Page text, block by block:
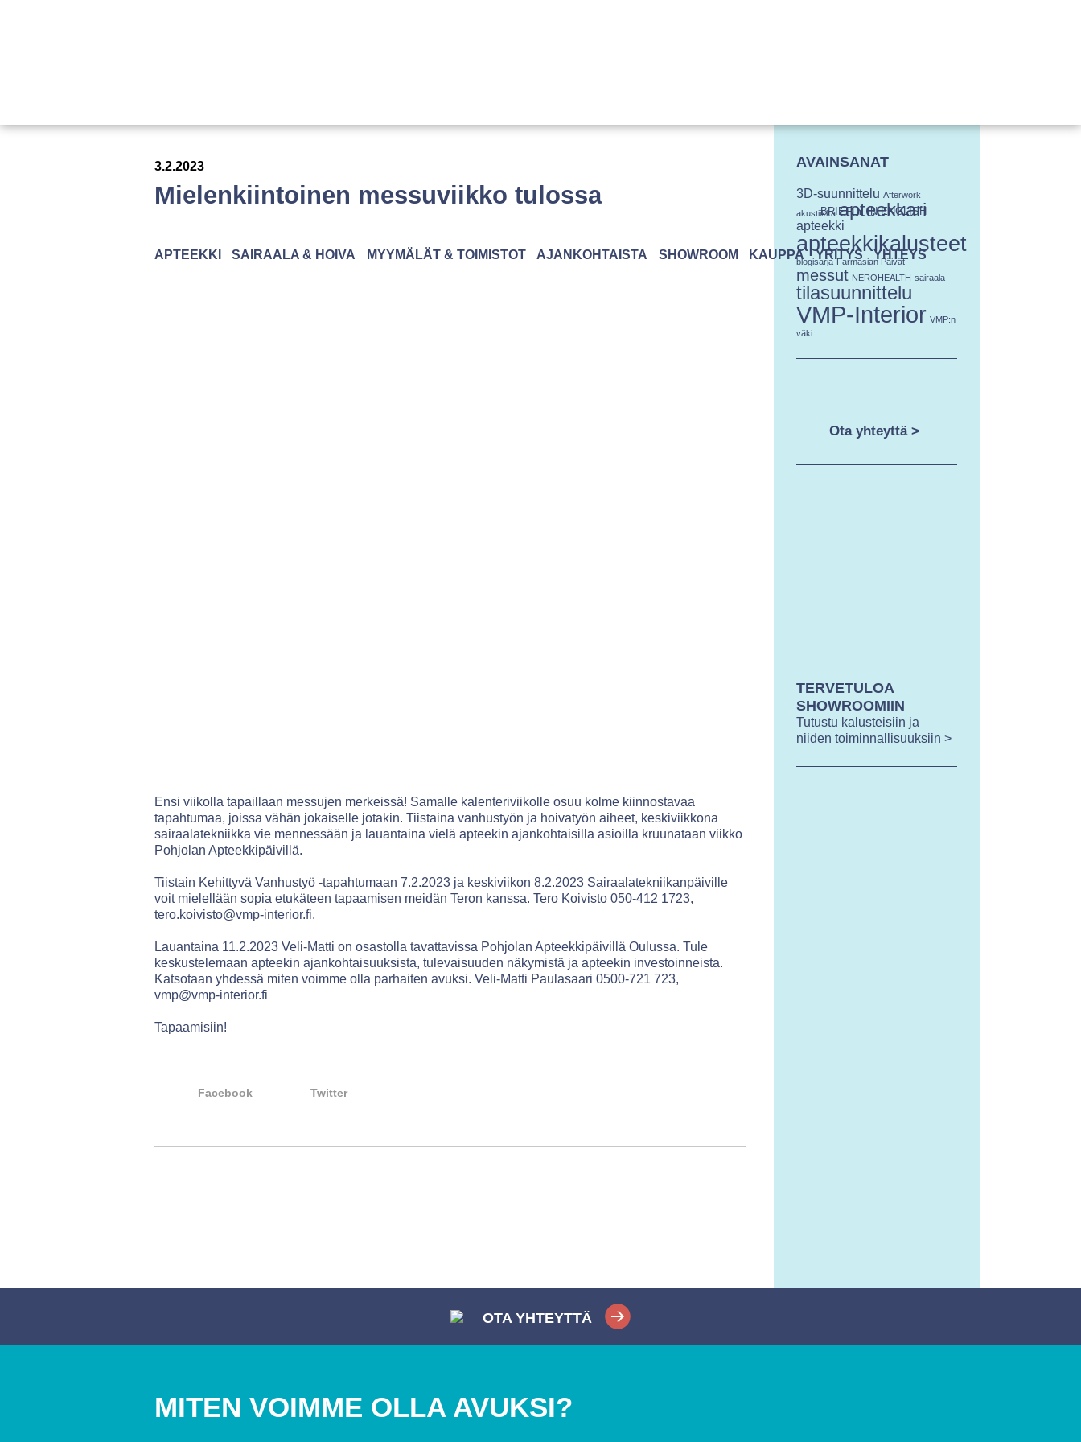
BRIEFLY IN ENGLISH
APTEEKKI SAIRAALA & HOIVA MYYMÄLÄT & TOIMISTOT AJANKOHTAISTA SHOWROOM KAUPPA YRITYS YHTEYS
3.2.2023
Mielenkiintoinen messuviikko tulossa
Ensi viikolla tapaillaan messujen merkeissä! Samalle kalenteriviikolle osuu kolme kiinnostavaa
tapahtumaa, joissa vähän jokaiselle jotakin. Tiistaina vanhustyön ja hoivatyön aiheet, keskiviikkona
sairaalatekniikka vie mennessään ja lauantaina vielä apteekin ajankohtaisilla asioilla kruunataan viikko
Pohjolan Apteekkipäivillä.
Tiistain Kehittyvä Vanhustyö -tapahtumaan 7.2.2023 ja keskiviikon 8.2.2023 Sairaalatekniikanpäiville
voit mielellään sopia etukäteen tapaamisen meidän Teron kanssa. Tero Koivisto 050-412 1723,
tero.koivisto@vmp-interior.fi.
Lauantaina 11.2.2023 Veli-Matti on osastolla tavattavissa Pohjolan Apteekkipäivillä Oulussa. Tule
keskustelemaan apteekin ajankohtaisuuksista, tulevaisuuden näkymistä ja apteekin investoinneista.
Katsotaan yhdessä miten voimme olla parhaiten avuksi. Veli-Matti Paulasaari 0500-721 723,
vmp@vmp-interior.fi
Tapaamisiin!
Facebook Twitter
AVAINSANAT
3D-suunnittelu Afterwork
akustiikka apteekkari
apteekki
apteekkikalusteet
blogisarja Farmasian Päivät
messut NEROHEALTH sairaala
tilasuunnittelu
VMP-Interior VMP:n
väki
Ota yhteyttä >
TERVETULOA
SHOWROOMIIN
Tutustu kalusteisiin ja
niiden toiminnallisuuksiin >
OTA YHTEYTTÄ
MITEN VOIMME OLLA AVUKSI?